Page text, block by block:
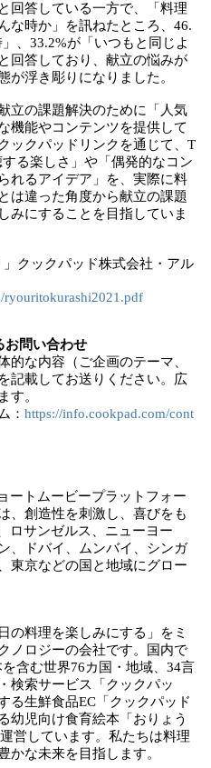
回答している一方で、「料理
な時か」を訊ねたところ、46.
、33.2%が「いつもと同じよ
回答しており、献立の悩みが
が浮き彫りになりました。
立の課題解決のために「人気
機能やコンテンツを提供して
ックパッドリンクを通じて、T
る楽しさ」や「偶発的なコン
れるアイデア」を、実際に料
は違った角度から献立の課題
みにすることを目指していま
クックパッド株式会社・アル
ryouritokurashi2021.pdf
お問い合わせ
的な内容（ご企画のテーマ、
記載してお送りください。広
す。
： https://info.cookpad.com/cont
ートムービープラットフォー
、創造性を刺激し、喜びをも
ロサンゼルス、ニューヨー
、ドバイ、ムンバイ、シンガ
東京などの国と地域にグロー
の料理を楽しみにする」をミ
ノロジーの会社です。国内で
含む世界76カ国・地域、34言
検索サービス「クックパッ
る生鮮食品EC「クックパッド
幼児向け食育絵本「おりょう
営しています。私たちは料理
かな未来を目指します。